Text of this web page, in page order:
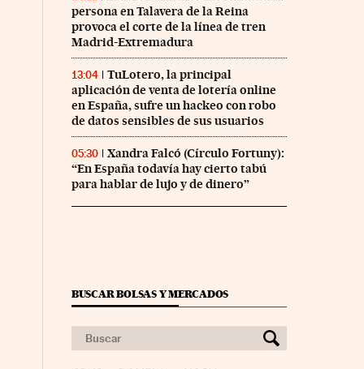
Días en Facebook
Cinco Días en Twitter
persona en Talavera de la Reina
provoca el corte de la línea de tren
Madrid-Extremadura
13:04
TuLotero, la principal
aplicación de venta de lotería online
en España, sufre un hackeo con robo
de datos sensibles de sus usuarios
05:30
Xandra Falcó (Círculo Fortuny):
“En España todavía hay cierto tabú
para hablar de lujo y de dinero”
BUSCAR BOLSAS Y MERCADOS